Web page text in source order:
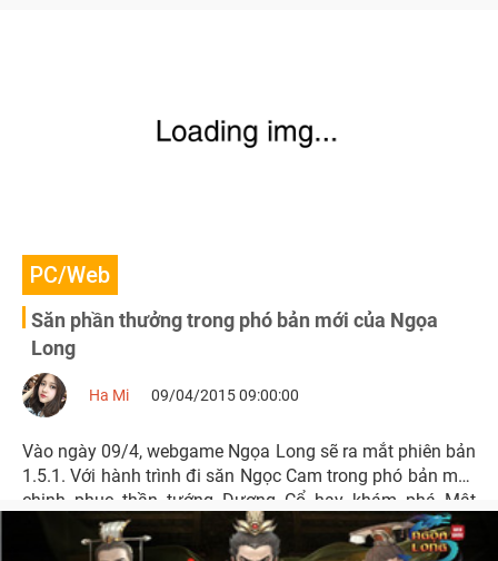
PC/Web
Săn phần thưởng trong phó bản mới của Ngọa
Long
Ha Mi 09/04/2015 09:00:00
Vào ngày 09/4, webgame Ngọa Long sẽ ra mắt phiên bản
1.5.1. Với hành trình đi săn Ngọc Cam trong phó bản mới,
chinh phục thần tướng Dương Cổ hay khám phá Mật
Thất bí ẩn,…